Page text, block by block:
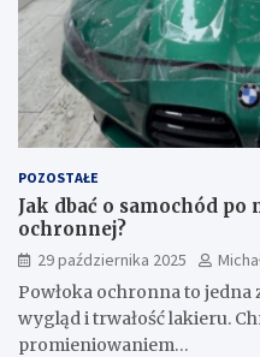
POZOSTAŁE
Jak dbać o samochód po
ochronnej?
29 października 2025
Powłoka ochronna to
wygląd i trwałość lakieru.
promieniowaniem…